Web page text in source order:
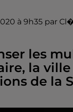
à 9h35 par
les
la
de la